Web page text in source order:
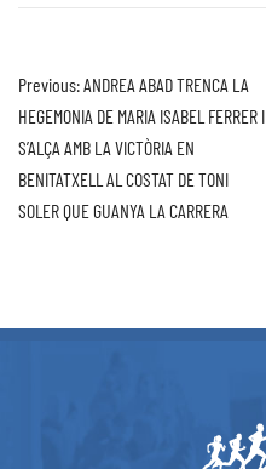
Previous:ANDREA ABAD TRENCA LA
HEGEMONIA DE MARIA ISABEL FERRER I
S’ALÇA AMB LA VICTÒRIA EN
BENITATXELL AL COSTAT DE TONI
SOLER QUE GUANYA LA CARRERA